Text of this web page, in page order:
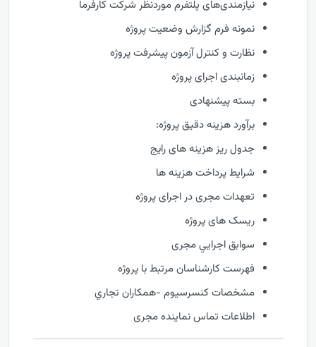
نیازمندی‌های پلتفرم موردنظر شرکت کارفرما
نمونه فرم گزارش وضعيت پروژه
نظارت و كنترل آزمون پیشرفت پروژه
زمانبندی اجرای پروژه
بسته پیشنهادی
برآورد هزینه دقیق پروژه:
جدول ریز هزینه های رایج
شرایط پرداخت هزینه ها
تعهدات مجری در اجرای پروژه
ریسک های پروژه
سوابق اجرايي مجری
فهرست كارشناسان مرتبط با پروژه
مشخصات كنسرسيوم -همكاران تجاري
اطلاعات تماس نماینده مجری